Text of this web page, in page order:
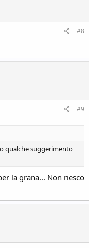
#8
#9
qualche suggerimento
la grana... Non riesco